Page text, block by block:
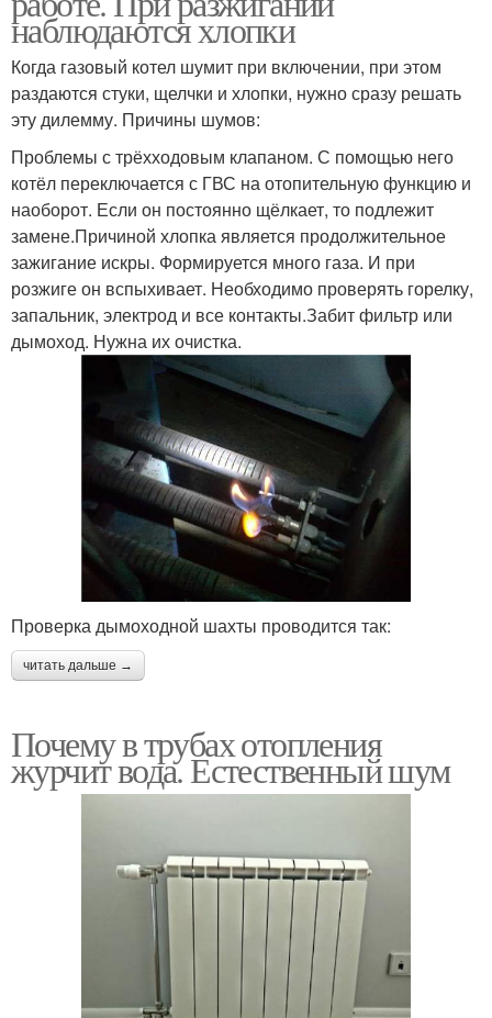
наблюдаются хлопки
Когда газовый котел шумит при включении, при этом
раздаются стуки, щелчки и хлопки, нужно сразу решать
эту дилемму. Причины шумов:
Проблемы с трёхходовым клапаном. С помощью него
котёл переключается с ГВС на отопительную функцию и
наоборот. Если он постоянно щёлкает, то подлежит
замене.Причиной хлопка является продолжительное
зажигание искры. Формируется много газа. И при
розжиге он вспыхивает. Необходимо проверять горелку,
запальник, электрод и все контакты.Забит фильтр или
дымоход. Нужна их очистка.
Проверка дымоходной шахты проводится так:
читать дальше →
Почему в трубах отопления
журчит вода. Естественный шум